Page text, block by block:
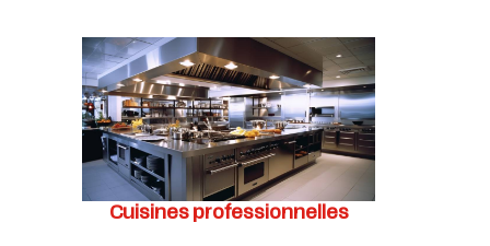
Cuisines professionnelles